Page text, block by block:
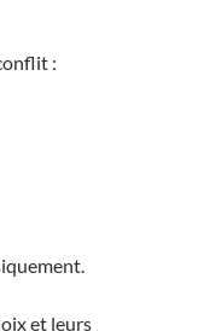
:
et leurs